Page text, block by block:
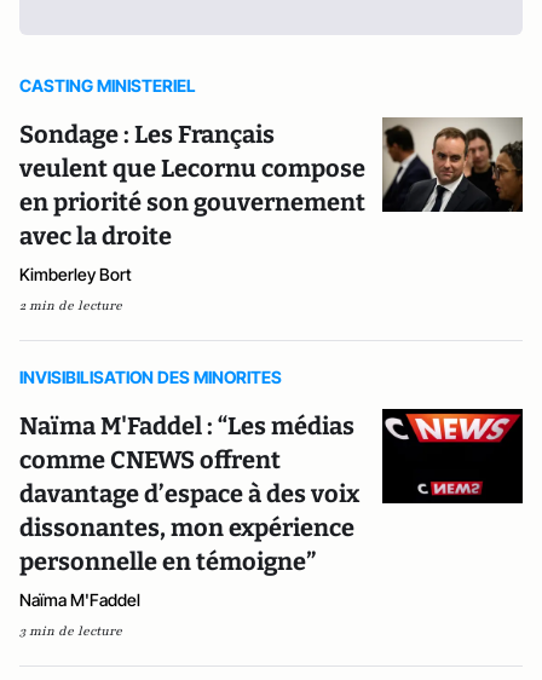
CASTING MINISTERIEL
Sondage : Les Français
veulent que Lecornu compose
en priorité son gouvernement
avec la droite
Kimberley Bort
2 min de lecture
INVISIBILISATION DES MINORITES
Naïma M'Faddel : “Les médias
comme CNEWS offrent
davantage d’espace à des voix
dissonantes, mon expérience
personnelle en témoigne”
Naïma M'Faddel
3 min de lecture